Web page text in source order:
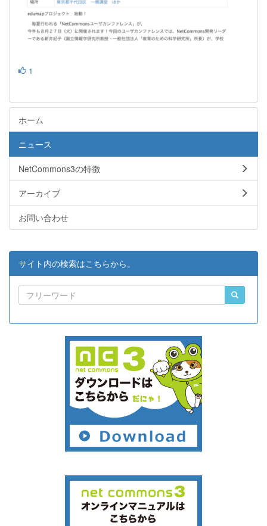
1
ホーム
ニュース
NetCommons3の特徴
アーカイブ
お問い合わせ
サイト内の検索はこちらから。